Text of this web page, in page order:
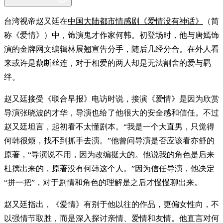
台湾视帝赵又廷在中国大陆都市情感剧《爱情没有神话》
（简
称《爱情》）中，饰演鬼才作家何韩。初登场时，他与唐嫣饰
演的金牌网文编辑林展翘宣告分手，随后几经分合。在外人看
来或许是藕断丝连，对于相爱的两人却是无法割舍的爱与羁
绊。
赵又廷接受《联合早报》电访时说，接演《爱情》是因为欣赏
导演张晓波的才华，导演也给了他很大的安全感和信任。不过
赵又廷坦言，起初看不太懂剧本。“我是一个大直男，只觉得
何韩很烦，找不到抓手去演。”他曾问导演是否应该看亦舒的
原著，“导演说不用，因为改编挺大的。他说我的角色是后来
杜撰出来的，原著没有何韩这个人。”因为信任导演，他决定
“拼一把”，对于剧情和角色的理解是之后才慢慢聊出来。
赵又廷指出，《爱情》有别于他以往的作品，更偏女性向，不
以强情节取胜，而是深入探讨亲情、爱情和友情。他直言对何